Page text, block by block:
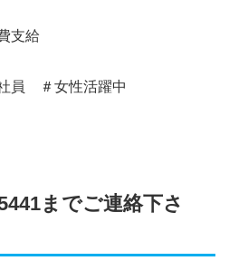
支給
員 ＃女性活躍中
までご連絡下さ